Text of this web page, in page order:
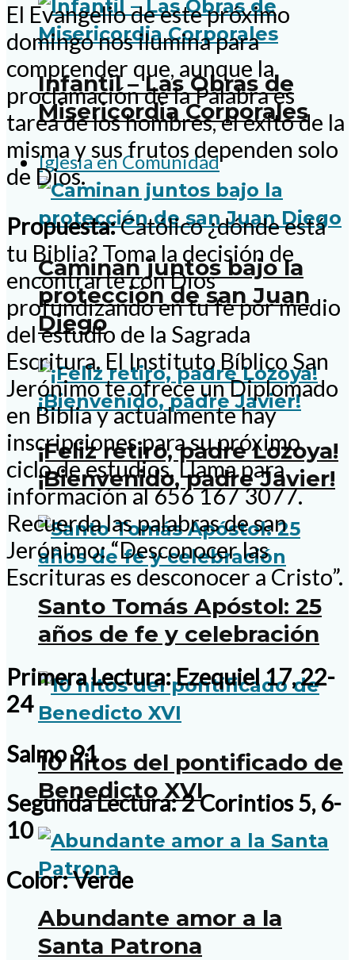
Infantil – Las Obras de
Misericordia Corporales
Iglesia en Comunidad
Caminan juntos bajo la
protección de san Juan
Diego
¡Feliz retiro, padre Lozoya!
¡Bienvenido, padre Javier!
Santo Tomás Apóstol: 25
años de fe y celebración
10 hitos del pontificado de
Benedicto XVI
Abundante amor a la
Santa Patrona
El Evangelio de este próximo
domingo nos ilumina para
comprender que, aunque la
proclamación de la Palabra es
tarea de los hombres, el éxito de la
misma y sus frutos dependen solo
de Dios.
Propuesta:Católico ¿dónde está
tu Biblia? Toma la decisión de
encontrarte con Dios
profundizando en tu fe por medio
del estudio de la Sagrada
Escritura. El Instituto Bíblico San
Jerónimo te ofrece un Diplomado
en Biblia y actualmente hay
inscripciones para su próximo
ciclo de estudios. Llama para
información al 656 167 3077.
Recuerda las palabras de san
Jerónimo: “Desconocer las
Escrituras es desconocer a Cristo”.
Primera Lectura: Ezequiel 17, 22-
24
Salmo 91
Segunda Lectura: 2 Corintios 5, 6-
10
Color: Verde